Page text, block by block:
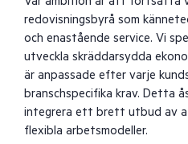
redovisningsbyrå som
och enastående service. Vi
utveckla skräddarsydda
är anpassade efter varje
branschspecifika krav. Detta
integrera ett brett utbud av
flexibla arbetsmodeller.